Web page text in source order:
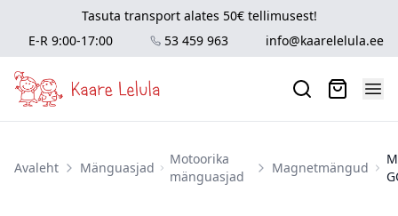
Tasuta transport alates 50€ tellimusest!
E-R 9:00-17:00
53 459 963 info@kaarelelula.ee
Avaleht Mänguasjad
Motoorika
mänguasjad
Magnetmängud